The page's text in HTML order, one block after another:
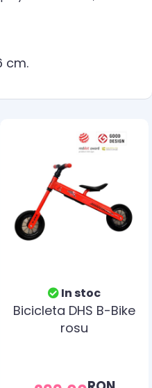
cm.
In stoc
Bicicleta DHS B-Bike
rosu